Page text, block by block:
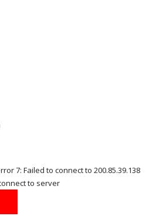
7: Failed to connect to 200.85.39.138
to server